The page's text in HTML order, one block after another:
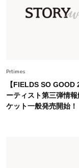
Fashion
40
オ
旬
選
Prtimes
【FIELDS SO GOOD
ーティスト第三弾情
ケット一般発売開始！